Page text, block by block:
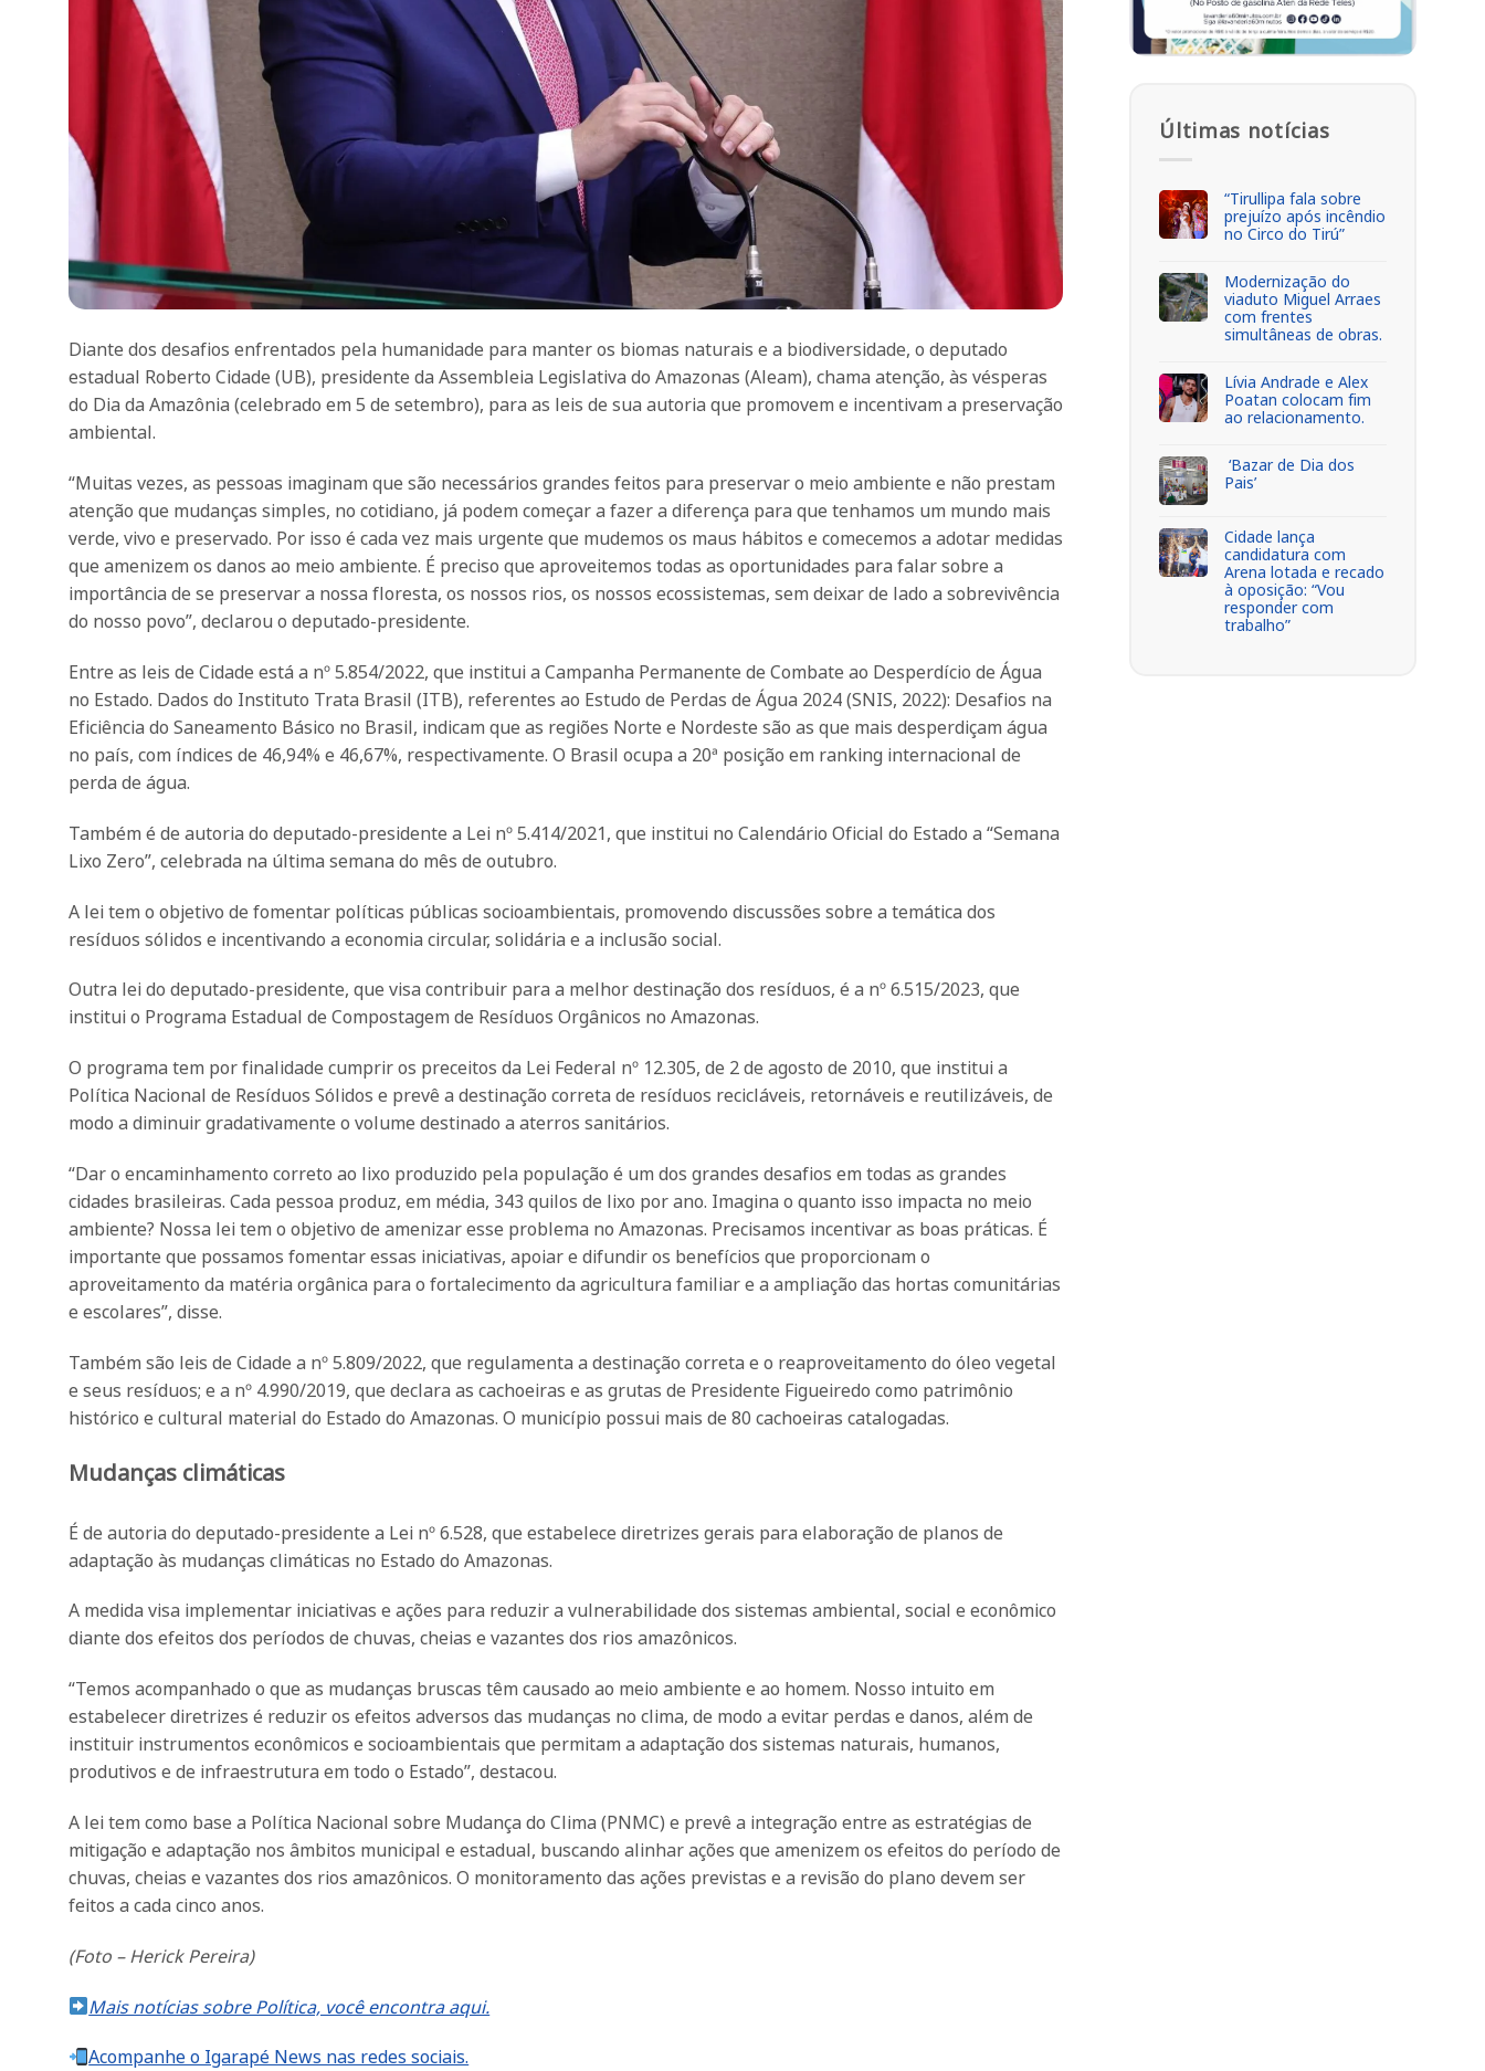
Diante dos desafios enfrentados pela humanidade para manter os biomas naturais e a biodiversidade, o deputado
estadual Roberto Cidade (UB), presidente da Assembleia Legislativa do Amazonas (Aleam), chama atenção, às vésperas
do Dia da Amazônia (celebrado em 5 de setembro), para as leis de sua autoria que promovem e incentivam a preservação
ambiental.
“Muitas vezes, as pessoas imaginam que são necessários grandes feitos para preservar o meio ambiente e não prestam
atenção que mudanças simples, no cotidiano, já podem começar a fazer a diferença para que tenhamos um mundo mais
verde, vivo e preservado. Por isso é cada vez mais urgente que mudemos os maus hábitos e comecemos a adotar medidas
que amenizem os danos ao meio ambiente. É preciso que aproveitemos todas as oportunidades para falar sobre a
importância de se preservar a nossa floresta, os nossos rios, os nossos ecossistemas, sem deixar de lado a sobrevivência
do nosso povo”, declarou o deputado-presidente.
Entre as leis de Cidade está a nº 5.854/2022, que institui a Campanha Permanente de Combate ao Desperdício de Água
no Estado. Dados do Instituto Trata Brasil (ITB), referentes ao Estudo de Perdas de Água 2024 (SNIS, 2022): Desafios na
Eficiência do Saneamento Básico no Brasil, indicam que as regiões Norte e Nordeste são as que mais desperdiçam água
no país, com índices de 46,94% e 46,67%, respectivamente. O Brasil ocupa a 20ª posição em ranking internacional de
perda de água.
Também é de autoria do deputado-presidente a Lei nº 5.414/2021, que institui no Calendário Oficial do Estado a “Semana
Lixo Zero”, celebrada na última semana do mês de outubro.
A lei tem o objetivo de fomentar políticas públicas socioambientais, promovendo discussões sobre a temática dos
resíduos sólidos e incentivando a economia circular, solidária e a inclusão social.
Outra lei do deputado-presidente, que visa contribuir para a melhor destinação dos resíduos, é a nº 6.515/2023, que
institui o Programa Estadual de Compostagem de Resíduos Orgânicos no Amazonas.
O programa tem por finalidade cumprir os preceitos da Lei Federal nº 12.305, de 2 de agosto de 2010, que institui a
Política Nacional de Resíduos Sólidos e prevê a destinação correta de resíduos recicláveis, retornáveis e reutilizáveis, de
modo a diminuir gradativamente o volume destinado a aterros sanitários.
“Dar o encaminhamento correto ao lixo produzido pela população é um dos grandes desafios em todas as grandes
cidades brasileiras. Cada pessoa produz, em média, 343 quilos de lixo por ano. Imagina o quanto isso impacta no meio
ambiente? Nossa lei tem o objetivo de amenizar esse problema no Amazonas. Precisamos incentivar as boas práticas. É
importante que possamos fomentar essas iniciativas, apoiar e difundir os benefícios que proporcionam o
aproveitamento da matéria orgânica para o fortalecimento da agricultura familiar e a ampliação das hortas comunitárias
e escolares”, disse.
Também são leis de Cidade a nº 5.809/2022, que regulamenta a destinação correta e o reaproveitamento do óleo vegetal
e seus resíduos; e a nº 4.990/2019, que declara as cachoeiras e as grutas de Presidente Figueiredo como patrimônio
histórico e cultural material do Estado do Amazonas. O município possui mais de 80 cachoeiras catalogadas.
Mudanças climáticas
É de autoria do deputado-presidente a Lei nº 6.528, que estabelece diretrizes gerais para elaboração de planos de
adaptação às mudanças climáticas no Estado do Amazonas.
A medida visa implementar iniciativas e ações para reduzir a vulnerabilidade dos sistemas ambiental, social e econômico
diante dos efeitos dos períodos de chuvas, cheias e vazantes dos rios amazônicos.
“Temos acompanhado o que as mudanças bruscas têm causado ao meio ambiente e ao homem. Nosso intuito em
estabelecer diretrizes é reduzir os efeitos adversos das mudanças no clima, de modo a evitar perdas e danos, além de
instituir instrumentos econômicos e socioambientais que permitam a adaptação dos sistemas naturais, humanos,
produtivos e de infraestrutura em todo o Estado”, destacou.
A lei tem como base a Política Nacional sobre Mudança do Clima (PNMC) e prevê a integração entre as estratégias de
mitigação e adaptação nos âmbitos municipal e estadual, buscando alinhar ações que amenizem os efeitos do período de
chuvas, cheias e vazantes dos rios amazônicos. O monitoramento das ações previstas e a revisão do plano devem ser
feitos a cada cinco anos.
(Foto – Herick Pereira)
Mais notícias sobre Política, você encontra aqui.
Acompanhe o Igarapé News nas redes sociais.
Últimas notícias
“Tirullipa fala sobre
prejuízo após incêndio
no Circo do Tirú”
Modernização do
viaduto Miguel Arraes
com frentes
simultâneas de obras.
Lívia Andrade e Alex
Poatan colocam fim
ao relacionamento.
‘Bazar de Dia dos
Pais’
Cidade lança
candidatura com
Arena lotada e recado
à oposição: “Vou
responder com
trabalho”